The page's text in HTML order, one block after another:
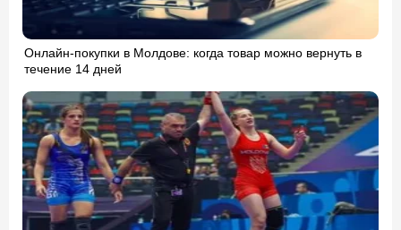
Онлайн-покупки в Молдове: когда товар можно вернуть в
течение 14 дней